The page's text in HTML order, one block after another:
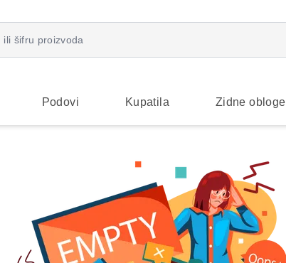
Podovi Kupatila Zidne obloge